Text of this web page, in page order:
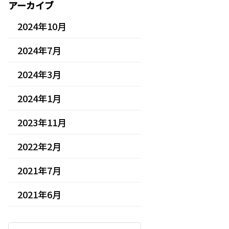
アーカイブ
2024年10月
2024年7月
2024年3月
2024年1月
2023年11月
2022年2月
2021年7月
2021年6月